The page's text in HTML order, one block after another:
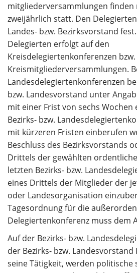
mitgliederversammlungen finden
zweijährlich statt. Den
Landes- bzw. Bezirksvorstand
Delegierten erfolgt auf den
Kreisdelegiertenkonferenzen bzw.
Kreismitgliederversammlungen.
Landesdelegiertenkonferenzen
bzw. Landesvorstand unter
mit einer Frist von sechs
Bezirks- bzw.
mit kürzeren Fristen einberufen
Beschluss des Bezirksvorstands
Drittels der gewählten
letzten Bezirks- bzw.
eines Drittels der Mitglieder der
oder Landesorganisation
Tagesordnung für die
Delegiertenkonferenz muss dem
Auf der Bezirks- bzw.
der Bezirks- bzw.
seine Tätigkeit, werden politische